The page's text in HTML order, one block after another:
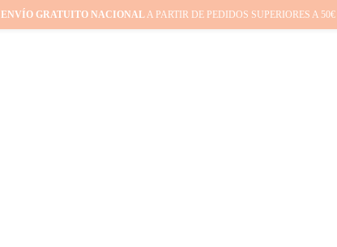
ENVÍO GRATUITO NACIONALA PARTIR DE PEDIDOS SUPERIORES A 50€ |